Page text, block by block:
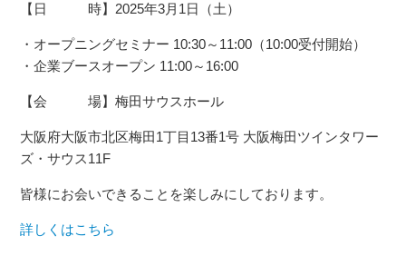
【日 時】2025年3月1日（土）
・オープニングセミナー 10:30～11:00（10:00受付開始）
・企業ブースオープン 11:00～16:00
【会 場】梅田サウスホール
大阪府大阪市北区梅田1丁目13番1号 大阪梅田ツインタワー
ズ・サウス11F
皆様にお会いできることを楽しみにしております。
詳しくはこちら